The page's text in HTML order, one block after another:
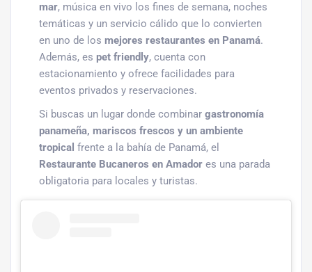
mar, música en vivo los fines de semana, noches
temáticas y un servicio cálido que lo convierten
en uno de los mejores restaurantes en Panamá.
Además, es pet friendly, cuenta con
estacionamiento y ofrece facilidades para
eventos privados y reservaciones.
Si buscas un lugar donde combinar gastronomía
panameña, mariscos frescos y un ambiente
tropical frente a la bahía de Panamá, el
Restaurante Bucaneros en Amador es una parada
obligatoria para locales y turistas.